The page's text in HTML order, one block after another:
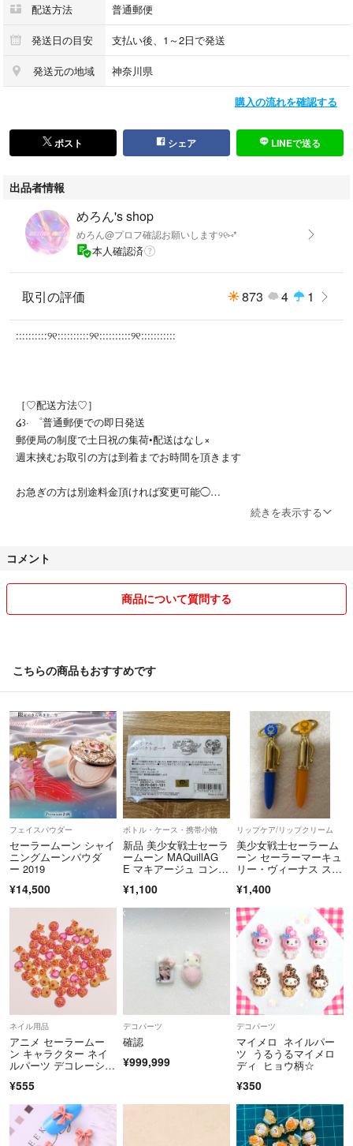
#セルフ
#セルフネイル
#ハンドメイド
#トレカ
#ゆめかわ
#サンリオ
#推し活
#リンク
#量産型
#地雷ネイル
#サブカル
配送方法 普通郵便
発送日の目安 支払い後、1～2日で発送
発送元の地域 神奈川県
購入の流れを確認する
ポスト シェア LINEで送る
出品者情報
めろん's shop
めろん@プロフ確認お願いします୨୧⑅*
本人確認済
取引の評価 873 4 1
::::::::::୨୧::::::::::୨୧::::::::::୨୧:::::::::::
［♡配送方法♡］
໒꒱· ゜普通郵便での即日発送
郵便局の制度で土日祝の集荷•配送はなし×
週末挟むお取引の方は到着までお時間を頂きます
お急ぎの方は別途料金頂ければ変更可能◯
かんたんラクマパックのみの対応となります
໒꒱· ゜おまとめの方3000円以上で
［♡おまとめ割♡］
໒꒱· ゜2点追加-¥100
໒꒱· ゜3点以降-¥150
おまとめの場合はコメントにてお願い致します♡
［♡注意事項♡］
໒꒱· ゜即購入の方優先
໒꒱· ゜喫煙者なし動物飼ってません
໒꒱· ゜専用ページ作成後24時間以内にご購入お願いします
過ぎた場合はページを消させていただきます
໒꒱· ゜住所が違うなどお客様の間違いで
戻ってきてしまった場合は
追加で再送料+¥300頂きます。
再度ご自身の住所ご確認よろしくお願い致します。
໒꒱· ゜おまとめセットの内容変更は
トラブルの元となるため承っておりません
急に削除する場合がございます*.ˬ.))
続きを表示する
コメント
商品について質問する
こちらの商品もおすすめです
フェイスパウダー
セーラームーン シャイ
ニングムーンパウダ
ー 2019
¥14,500
ボトル・ケース・携帯小物
新品 美少女戦士セーラ
ームーン MAQuillAG
E マキアージュ コンパ
ションケース
¥1,100
リップケア/リップクリーム
美少女戦士セーラーム
ーン セーラーマーキュ
リー・ヴィーナス ステ
¥1,400
ネイル用品
アニメ セーラームー
ン キャラクター ネイ
ルパーツ デコレーショ
¥555
デコパーツ
確認
¥999,999
デコパーツ
マイメロ ネイルパー
ツ うるうるマイメロ
ディ ヒョウ柄☆
¥350